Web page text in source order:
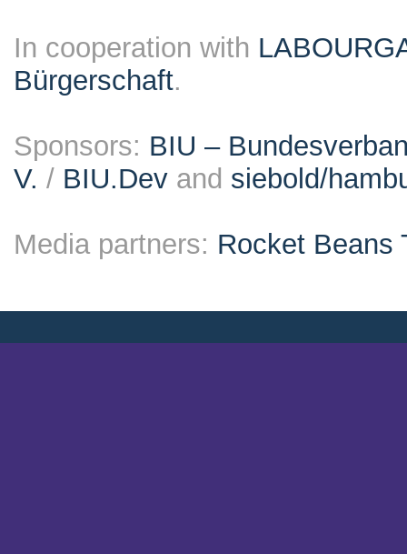
In cooperation with
Bürgerschaft.
Sponsors: BIU –
V. / BIU.Dev and siebold/
Media partners: Rocket Beans